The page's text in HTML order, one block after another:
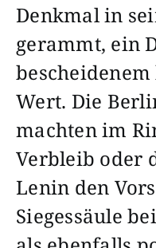
Denkmal in
gerammt, ein
Wert. Die
machten im
Verbleib oder
Lenin den
Siegessäule